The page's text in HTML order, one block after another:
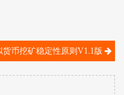
货币挖矿稳定性原则V1.1版